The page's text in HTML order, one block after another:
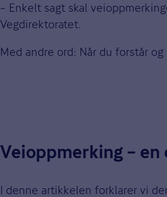
– Enkelt sagt skal
Vegdirektoratet.
Med andre ord: Når du forstår
Veioppmerking – en
I denne artikkelen forklarer vi